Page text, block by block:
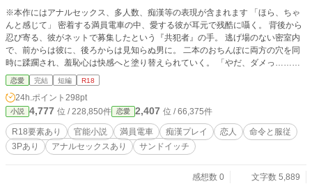
※本作にはアナルセックス、多人数、痴漢等の表現が含まれます 「ほら、ちゃ
んと感じて」 密着する満員電車の中、愛する彼が耳元で残酷に囁く。 背後から
忍び寄る、彼がネットで募集したという『共犯者』の手。 逃げ場のない密室内
で、前からは彼に、後ろからは見知らぬ男に。 二本のおちんぽに両方の穴を同
時に蹂躙され、羞恥心は快感へと塗り替えられていく。 「やだ、ダメっ……
♡」と拒む口元とは裏腹に、お腹の中は二人の熱い種で満たされて――。 愛と
いう名の絶望に堕ちていく、背徳の満員電車。 ※本作はpixivに公開したサンプ
ル版です。フルバージョンはFANBOXでお楽しみいただけます。
恋愛 完結 短編 R18
24h.ポイント 298pt
小説 4,777 位 / 228,850件 恋愛 2,407 位 / 66,375件
R18要素あり 官能小説 満員電車 痴漢プレイ 恋人
命令と服従
3Pあり
アナルセックスあり サンドイッチ
感想数 0
文字数 5,889